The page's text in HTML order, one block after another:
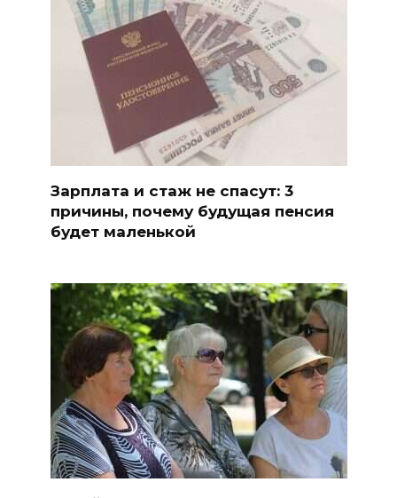
Зарплата и стаж не спасут: 3
причины, почему будущая пенсия
будет маленькой